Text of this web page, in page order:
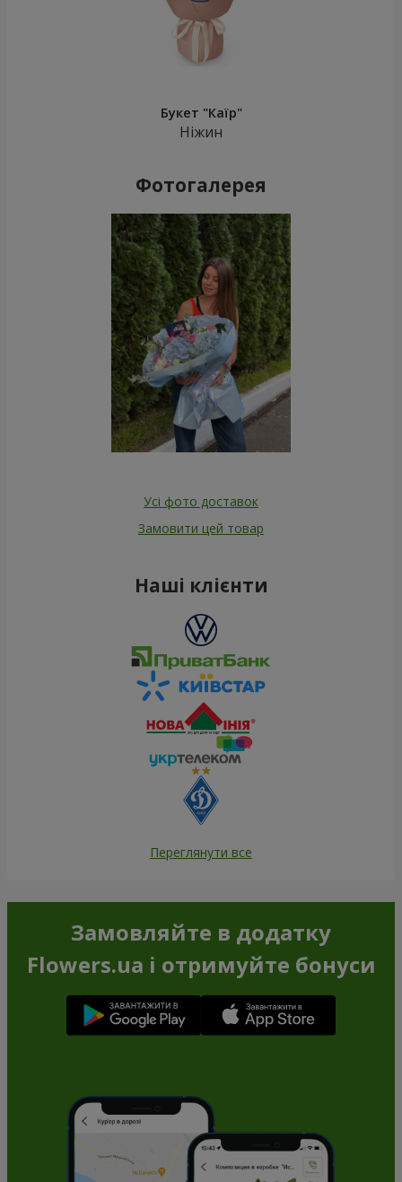
Букет "Каїр"
Ніжин
Фотогалерея
Усі фото доставок
Замовити цей товар
Наші клієнти
Переглянути все
Замовляйте в додатку
Flowers.ua і отримуйте бонуси